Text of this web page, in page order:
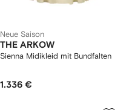
Neue Saison
THE ARKOW
Sienna Midikleid mit Bundfalten
1.336 €